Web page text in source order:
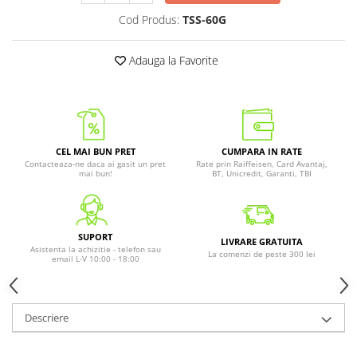
Cod Produs: TSS-60G
Adauga la Favorite
CEL MAI BUN PRET
Contacteaza-ne daca ai gasit un pret
mai bun!
CUMPARA IN RATE
Rate prin Raiffeisen, Card Avantaj,
BT, Unicredit, Garanti, TBI
SUPORT
Asistenta la achizitie - telefon sau
email L-V 10:00 - 18:00
LIVRARE GRATUITA
La comenzi de peste 300 lei
Descriere